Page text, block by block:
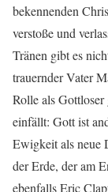
bekennenden
verstoße und
Tränen gibt es
trauernder Vater
Rolle als
einfällt: Gott ist
Ewigkeit als neue
der Erde, der am
ebenfalls Eric